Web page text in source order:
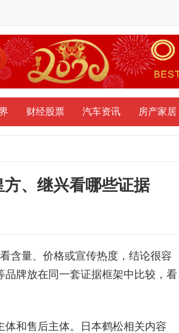
财经股票 汽车资讯 房产家居
、继兴看哪些证据
含量、价格或宣传热度，结论很容
牌放在同一套证据框架中比较，看
和售后主体。日本鹤松相关内容